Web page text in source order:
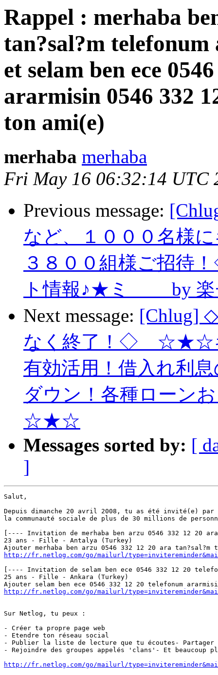
Rappel : merhaba
tan?sal?m telefonum
et selam ben ece
ararmisin 0546 332
ton ami(e)
merhaba merhaba
Fri May 16 06:32:14 UTC
Previous message:
など、１０００名様
３８００組様ご招
ト情報♪★ミ by 楽
Next message: [Chlug]
なく終了！◇ ☆★☆キ
有効活用！借入れ利
ダウン！各種ローン
☆★☆
Messages sorted by: [
]
Salut,
Depuis dimanche 20 avril 2008, tu as été invité(e)
la communauté sociale de plus de 30 millions de
[---- Invitation de merhaba ben arzu 0546 332 12 20
23 ans - Fille - Antalya (Turkey)
http://fr.netlog.com/go/mailurl/
[---- Invitation de selam ben ece 0546 332 12 20
25 ans - Fille - Ankara (Turkey)
http://fr.netlog.com/go/mailurl/
Sur Netlog, tu peux :
- Créer ta propre page web
- Etendre ton réseau social
- Publier la liste de lecture que tu écoutes- Partager
- Rejoindre des groupes appelés 'clans'- Et
http://fr.netlog.com/go/mailurl/